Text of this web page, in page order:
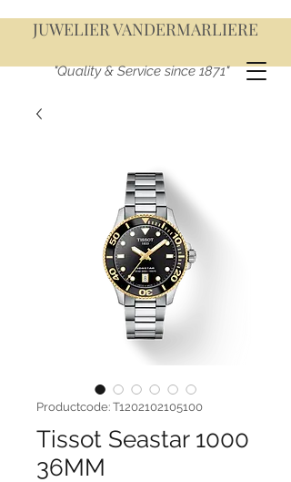
JUWELIER VANDERMARLIERE
"Quality & Service since 1871"
Productcode: T1202102105100
Tissot Seastar 1000
36MM